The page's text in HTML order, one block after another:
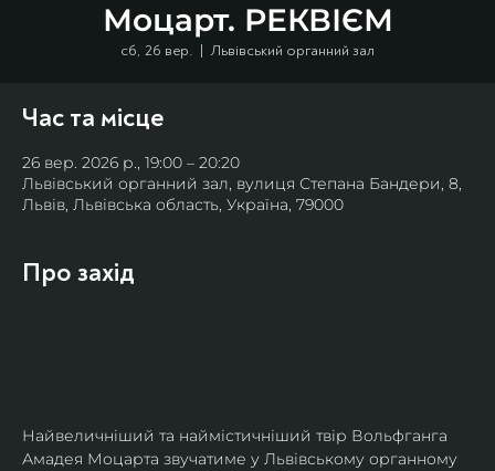
Моцарт. РЕКВІЄМ
сб, 26 вер.
  |
Львівський органний зал
Час та місце
26 вер. 2026 р., 19:00 – 20:20
Львівський органний зал, вулиця Степана Бандери, 8,
Львів, Львівська область, Україна, 79000
Про захід
Найвеличніший та наймістичніший твір Вольфганга
Амадея Моцарта звучатиме у Львівському органному